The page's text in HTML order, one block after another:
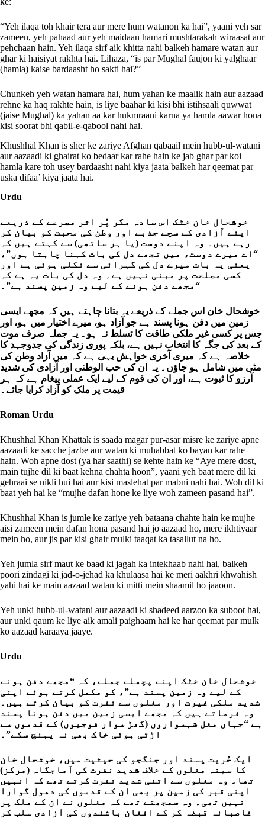
“Yeh ilaqa toh khair tera aur mere hum watanon ka hai”, yaani yeh sar
zameen, yeh pahaad aur yeh maidaan hamari mushtarakah wiraasat aur
pehchaan hain. Yeh ilaqa sirf aik khitta nahi balkeh hamare watan aur
ghar ki haisiyat rakhta hai. Lihaza, “is par Mughal faujon ki yalghaar
(hamla) kaise bardaasht ho sakti hai?”
Chunkeh yeh watan hamara hai, hum yahan ke maalik hain aur aazaad
rehne ka haq rakhte hain, is liye baahar ki kisi bhi istihsaali quwwat
(jaise Mughal) ka yahan aa kar hukmraani karna ya hamla aawar hona
kisi soorat bhi qabil-e-qabool nahi hai.
Khushhal Khan is sher ke zariye Afghan qabaail mein hubb-ul-watani
aur aazaadi ki ghairat ko bedaar kar rahe hain ke jab ghar par koi
hamla kare toh usey bardaasht nahi kiya jaata balkeh har qeemat par
uska difaa’ kiya jaata hai.
Urdu
خوشحال خان خٹک اس سادہ مگر پُر اثر مصرعے کے ذریعے
اپنے آزادی کے سچے جذبے اور وطن کی محبت کو بیان کر
رہے ہیں۔ وہ اپنے دوست (یا ہر ساتھی) سے کہتے ہیں کہ
“اے میرے دوست، میں تجھے دل کی بات کہنا چاہتا ہوں”،
یعنی یہ بات میرے دل کی گہرائی سے نکلی ہوئی ہے اور
کسی مصلحت پر مبنی نہیں ہے۔ وہ دل کی بات یہ ہے کہ
“مجھے دفن ہونے کے لیے وہ زمین پسند ہے”۔
خوشحال خان اس جملے کے ذریعے یہ بتانا چاہتے ہیں کہ مجھے ایسی
زمین میں دفن ہونا پسند ہے جو آزاد ہو، میرے اختیار میں ہو، اور
جس پر کسی غیر ملکی طاقت کا تسلط نہ ہو۔ یہ جملہ صرف موت
کے بعد کی جگہ کا انتخاب نہیں ہے، بلکہ پوری زندگی کی جدوجہد کا
خلاصہ ہے کہ میری آخری خواہش یہی ہے کہ میں آزاد وطن کی
مٹی میں شامل ہو جاؤں۔ یہ ان کی حب الوطنی اور آزادی کی شدید
آرزو کا ثبوت ہے، اور ان کی قوم کے لیے ایک عملی پیغام ہے کہ ہر
قیمت پر ملک کو آزاد کرایا جائے۔
Roman Urdu
Khushhal Khan Khattak is saada magar pur-asar misre ke zariye apne
aazaadi ke sacche jazbe aur watan ki muhabbat ko bayan kar rahe
hain. Woh apne dost (ya har saathi) se kehte hain ke “Aye mere dost,
main tujhe dil ki baat kehna chahta hoon”, yaani yeh baat mere dil ki
gehraai se nikli hui hai aur kisi maslehat par mabni nahi hai. Woh dil ki
baat yeh hai ke “mujhe dafan hone ke liye woh zameen pasand hai”.
Khushhal Khan is jumle ke zariye yeh bataana chahte hain ke mujhe
aisi zameen mein dafan hona pasand hai jo aazaad ho, mere ikhtiyaar
mein ho, aur jis par kisi ghair mulki taaqat ka tasallut na ho.
Yeh jumla sirf maut ke baad ki jagah ka intekhaab nahi hai, balkeh
poori zindagi ki jad-o-jehad ka khulaasa hai ke meri aakhri khwahish
yahi hai ke main aazaad watan ki mitti mein shaamil ho jaaoon.
Yeh unki hubb-ul-watani aur aazaadi ki shadeed aarzoo ka suboot hai,
aur unki qaum ke liye aik amali paighaam hai ke har qeemat par mulk
ko aazaad karaaya jaaye.
Urdu
خوشحال خان خٹک اپنے پچھلے جملے، کہ “مجھے دفن ہونے
کے لیے وہ زمین پسند ہے”، کو مکمل کرتے ہوئے اپنی
شدید ملکی غیرت اور مغلوں سے نفرت کو بیان کرتے ہیں۔
وہ فرماتے ہیں کہ مجھے ایسی زمین میں دفن ہونا پسند
ہے “جہاں مغل شہسواروں (گھڑ سوار فوجیوں) کے قدموں سے
اڑتی ہوئی خاک بھی نہ پہنچ سکے”۔
ایک حُریت پسند اور جنگجو کی حیثیت میں، خوشحال خان
کا سینہ مغلوں کے خلاف شدید نفرت کی آماجگاہ (مرکز)
تھا۔ وہ مغلوں سے اتنی شدید نفرت کرتے تھے کہ انہیں
اپنی قبر کی زمین پر بھی ان کے قدموں کی دھول گوارا
نہیں تھی۔ وہ سمجھتے تھے کہ مغلوں نے ان کے ملک پر
غاصبانہ قبضہ کر کے افغان باشندوں کی آزادی سلب کر